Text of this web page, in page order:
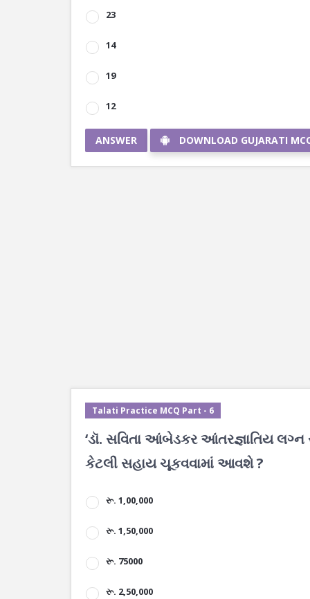
23
14
19
12
ANSWER DOWNLOAD GUJARATI
Talati Practice MCQ Part - 6
‘ડૉ. સવિતા આંબેડકર આંતરજ્ઞાતિય લગ્ન
કેટલી સહાય ચૂકવવામાં આવશે ?
રૂ. 1,00,000
રૂ. 1,50,000
રૂ. 75000
રૂ. 2,50,000